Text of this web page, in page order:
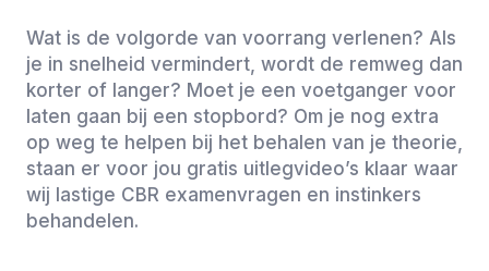
Wat is de volgorde van voorrang verlenen? Als
je in snelheid vermindert, wordt de remweg dan
korter of langer? Moet je een voetganger voor
laten gaan bij een stopbord? Om je nog extra
op weg te helpen bij het behalen van je theorie,
staan er voor jou gratis uitlegvideo’s klaar waar
wij lastige CBR examenvragen en instinkers
behandelen.